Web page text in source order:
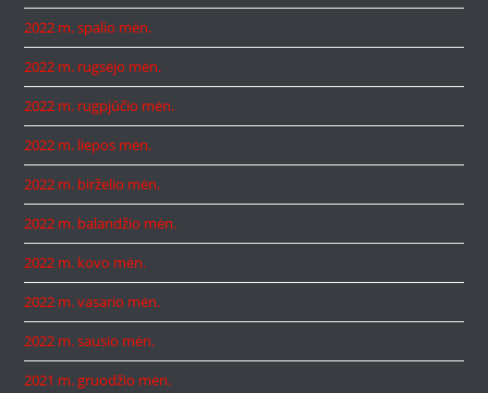
2022 m. spalio mėn.
2022 m. rugsėjo mėn.
2022 m. rugpjūčio mėn.
2022 m. liepos mėn.
2022 m. birželio mėn.
2022 m. balandžio mėn.
2022 m. kovo mėn.
2022 m. vasario mėn.
2022 m. sausio mėn.
2021 m. gruodžio mėn.